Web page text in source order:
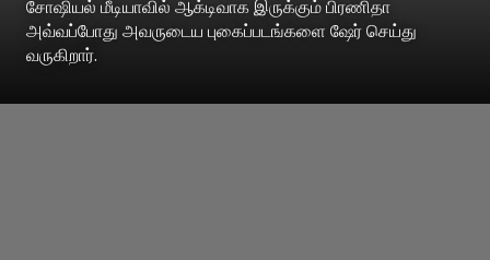
சோஷியல் மீடியாவில் ஆக்டிவாக இருக்கும் பிரணிதா
அவ்வப்போது அவருடைய புகைப்படங்களை ஷேர் செய்து
வருகிறார்.